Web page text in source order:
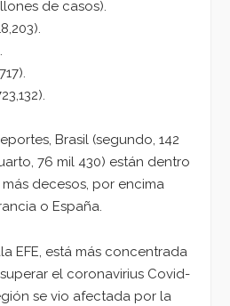
de casos).
Brasil (segundo, 142
76 mil 430) están dentro
decesos, por encima
o España.
EFE, está más concentrada
el coronavirius Covid-
se vio afectada por la